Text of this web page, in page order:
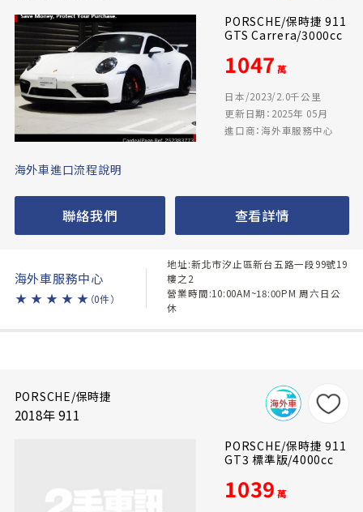
PORSCHE/保時捷 911
GTS Carrera/3000cc
1047 萬
日本/2023/2.0千公里
更新日期：2025年 05月
進口商：海外車服務中心
海外車進口流程說明
聯絡我們 查看詳情
海外車服務中心
★ ★ ★ ★ ★ （0件）
地址:新北市汐止區新台五路一段99號19
樓之2
營業時間:10:00AM~18:00PM 周六日公
休
PORSCHE/保時捷
2018年 911
PORSCHE/保時捷 911
GT3 標準版/4000cc
1039 萬